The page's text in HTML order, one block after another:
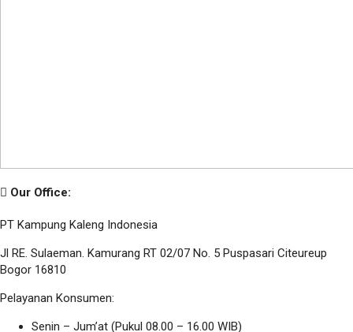
Our Office:
PT Kampung Kaleng Indonesia
Jl RE. Sulaeman. Kamurang RT 02/07 No. 5 Puspasari Citeureup
Bogor 16810
Pelayanan Konsumen:
Senin – Jum’at (Pukul 08.00 – 16.00 WIB)